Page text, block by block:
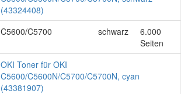
(43324408)
C5600/C5700
schwarz
6.000
Seiten
OKI Toner für OKI
C5600/C5600N/C5700/C5700N, cyan
(43381907)